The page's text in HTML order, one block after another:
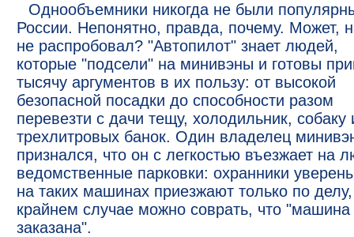
Однообъемники никогда не были
России. Непонятно, правда, почему. Может,
не распробовал? "Автопилот" знает людей,
которые "подсели" на минивэны и готовы
тысячу аргументов в их пользу: от высокой
безопасной посадки до способности разом
перевезти с дачи тещу, холодильник, собаку
трехлитровых банок. Один владелец
признался, что он с легкостью въезжает на
ведомственные парковки: охранники
на таких машинах приезжают только по
крайнем случае можно соврать, что "машина
заказана".